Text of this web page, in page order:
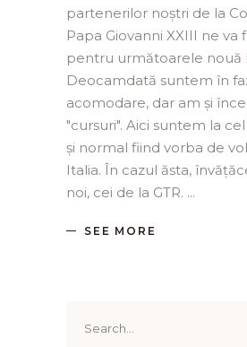
partenerilor noștri de la
Papa Giovanni XXIII ne va
pentru următoarele nouă
Deocamdată suntem în
acomodare, dar am și
"cursuri". Aici suntem la
și normal fiind vorba de
Italia. În cazul ăsta,
noi, cei de la GTR.
SEE MORE
for: